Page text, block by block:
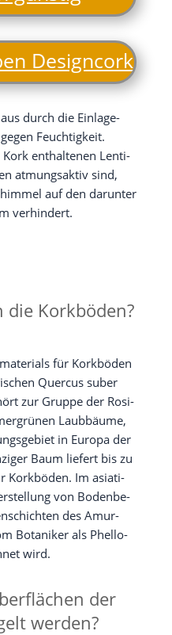
Designcork
durch die Ein­la­ge­
Feuch­tig­keit.
Kork ent­hal­te­nen Len­ti­
atmungs­ak­tiv sind,
auf den dar­un­ter
verhindert.
Korkböden?
für Kork­bö­den
Quer­cus suber
zur Grup­pe der Rosi­
Laub­bäu­me,
in Euro­pa der
Baum lie­fert bis zu
Kork­bö­den. Im asia­ti­
von Boden­be­
des Amur-
Bota­ni­ker als Phel­lo­
wird.
der
werden?